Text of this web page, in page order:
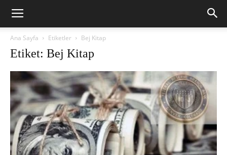
Ana Sayfa Etiketler Bej Kitap
Etiket: Bej Kitap